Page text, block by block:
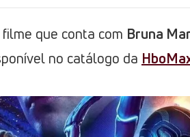
filme que conta com Bruna
no catálogo da